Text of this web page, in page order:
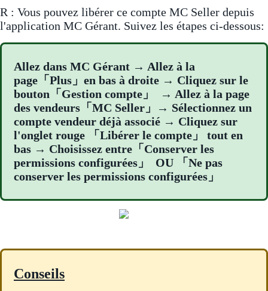
R : Vous pouvez libérer ce compte MC Seller depuis
l'application MC Gérant. Suivez les étapes ci-dessous:
Allez dans MC Gérant → Allez à la
page「Plus」en bas à droite → Cliquez sur le
bouton「Gestion compte」 → Allez à la page
des vendeurs「MC Seller」→ Sélectionnez un
compte vendeur déjà associé → Cliquez sur
l'onglet rouge 「Libérer le compte」 tout en
bas → Choisissez entre「Conserver les
permissions configurées」 OU 「Ne pas
conserver les permissions configurées」
Conseils